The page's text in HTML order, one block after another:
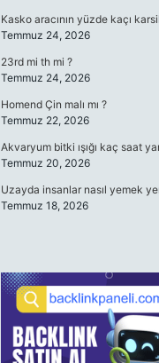
Kasko aracının yüzde kaçı
Temmuz 24, 2026
23rd mi th mi ?
Temmuz 24, 2026
Homend Çin malı mı ?
Temmuz 22, 2026
Akvaryum bitki ışığı kaç saat
Temmuz 20, 2026
Uzayda insanlar nasıl yemek
Temmuz 18, 2026